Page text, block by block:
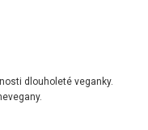
dlouholeté veganky.